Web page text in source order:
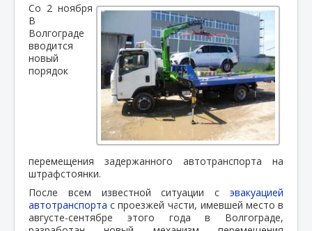
Со 2 ноября
В
Волгограде
вводится
новый
порядок
перемещения задержанного автотранспорта на
штрафстоянки.
После всем известной ситуации с эвакуацией
автотранспорта с проезжей части, имевшей место в
августе-сентябре этого года в Волгограде,